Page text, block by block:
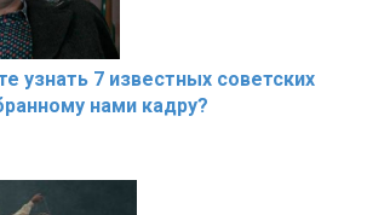
узнать 7 известных советских
нами кадру?